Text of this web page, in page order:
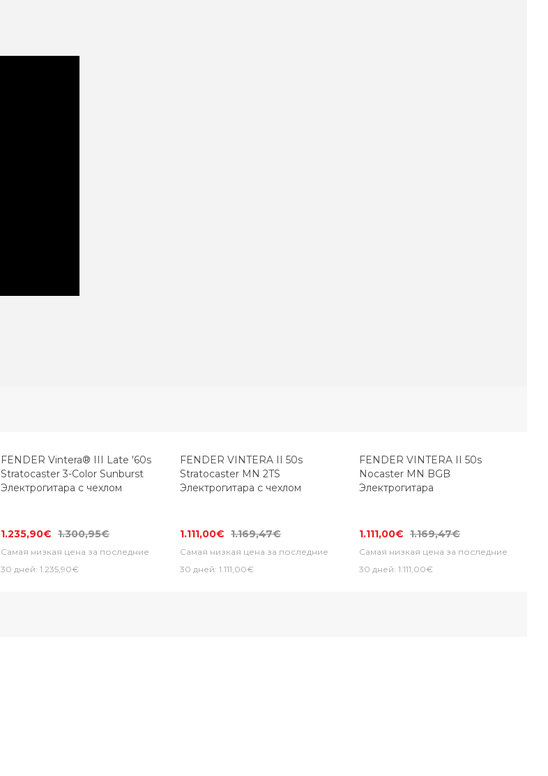
FENDER Vintera® III Late '60s
Stratocaster 3-Color Sunburst
Электрогитара с чехлом
1.235,90€ 1.300,95€
Самая низкая цена за последние
30 дней: 1.235,90€
FENDER VINTERA II 50s
Stratocaster MN 2TS
Электрогитара с чехлом
1.111,00€ 1.169,47€
Самая низкая цена за последние
30 дней: 1.111,00€
FENDER VINTERA II 50s
Nocaster MN BGB
Электрогитара
1.111,00€ 1.169,47€
Самая низкая цена за последние
30 дней: 1.111,00€